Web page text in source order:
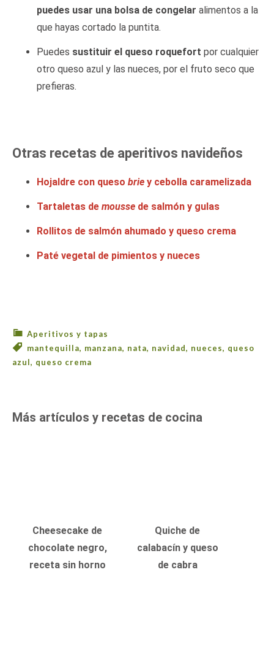
puedes usar una bolsa de congelar alimentos a la
que hayas cortado la puntita.
Puedes sustituir el queso roquefort por cualquier
otro queso azul y las nueces, por el fruto seco que
prefieras.
Otras recetas de aperitivos navideños
Hojaldre con queso brie y cebolla caramelizada
Tartaletas de mousse de salmón y gulas
Rollitos de salmón ahumado y queso crema
Paté vegetal de pimientos y nueces
Aperitivos y tapas
mantequilla, manzana, nata, navidad, nueces, queso
azul, queso crema
Más artículos y recetas de cocina
Cheesecake de
chocolate negro,
receta sin horno
Quiche de
calabacín y queso
de cabra